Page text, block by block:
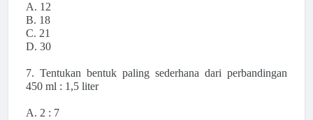
A. 12
B. 18
C. 21
D. 30
7. Tentukan bentuk paling sederhana dari perbandingan
450 ml : 1,5 liter
A. 2 : 7